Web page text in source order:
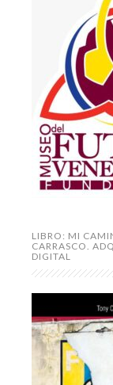
LIBRO: MI
CARRASCO.
DIGITAL